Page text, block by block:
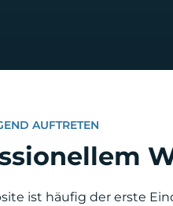
AUFTRETEN
ist häufig der erste